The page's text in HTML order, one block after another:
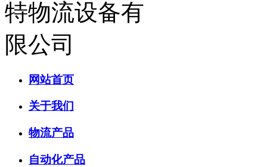
网站首页
关于我们
物流产品
自动化产品